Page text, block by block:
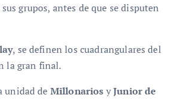
grupos, antes de que se disputen
, se definen los cuadrangulares del
la gran final.
unidad de Millonarios yJunior de